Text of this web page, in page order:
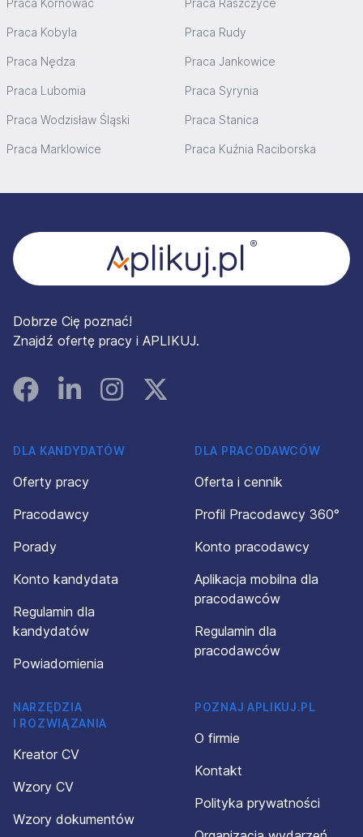
Praca Kornowac Praca Raszczyce
Praca Kobyla Praca Rudy
Praca Nędza Praca Jankowice
Praca Lubomia Praca Syrynia
Praca Wodzisław Śląski Praca Stanica
Praca Marklowice Praca Kuźnia Raciborska
Dobrze Cię poznać!
Znajdź ofertę pracy i APLIKUJ.
FacebookLinked InInstagramInstagram
DLA KANDYDATÓW
Oferty pracy
Pracodawcy
Porady
Konto kandydata
Regulamin dla
kandydatów
Powiadomienia
DLA PRACODAWCÓW
Oferta i cennik
Profil Pracodawcy 360°
Konto pracodawcy
Aplikacja mobilna dla
pracodawców
Regulamin dla
pracodawców
NARZĘDZIA
I ROZWIĄZANIA
Kreator CV
Wzory CV
Wzory dokumentów
POZNAJ APLIKUJ.PL
O firmie
Kontakt
Polityka prywatności